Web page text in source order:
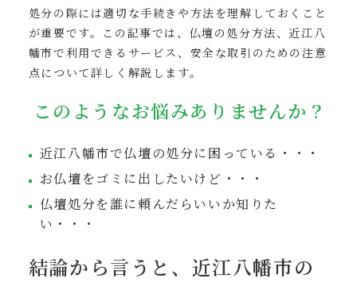
処分の際には適切な手続きや方法を理解しておくこと
が重要です。この記事では、仏壇の処分方法、近江八
幡市で利用できるサービス、安全な取引のための注意
点について詳しく解説します。
このようなお悩みありませんか？
近江八幡市で仏壇の処分に困っている・・・
お仏壇をゴミに出したいけど・・・
仏壇処分を誰に頼んだらいいか知りた
い・・・
結論から言うと、近江八幡市の